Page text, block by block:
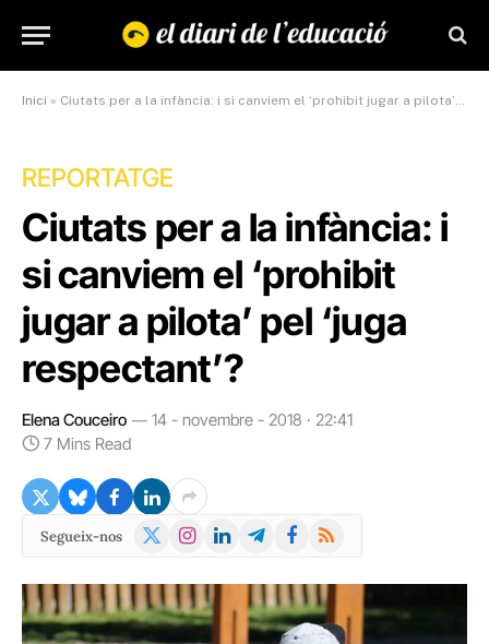
Inici » Ciutats per a la infància: i si canviem el ‘prohibit jugar a pilota’ pel ‘juga respectant’?
REPORTATGE
Ciutats per a la infància: i
si canviem el ‘prohibit
jugar a pilota’ pel ‘juga
respectant’?
Elena Couceiro
14 - novembre - 2018 · 22:41
7 Mins Read
Segueix-nos
X
Instagram
LinkedInTelegramFacebook
RSS